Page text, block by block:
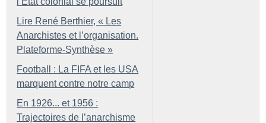
Lire René Berthier, « Les
Anarchistes et l’organisation.
Plateforme-Synthèse »
Football : La FIFA et les USA
marquent contre notre camp
En 1926... et 1956 :
Trajectoires de l’anarchisme